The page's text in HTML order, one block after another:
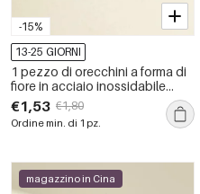
-15%
13-25 GIORNI
1 pezzo di orecchini a forma di
fiore in acciaio inossidabile
impermeabile color oro con
zirconi
€1,53 €1,80
Ordine min. di 1 pz.
magazzino in Cina